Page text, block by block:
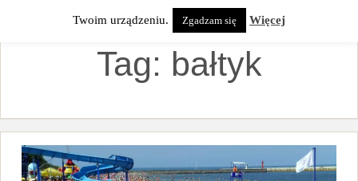
Tag: bałtyk
Twoim urządzeniu. Zgadzam się Więcej